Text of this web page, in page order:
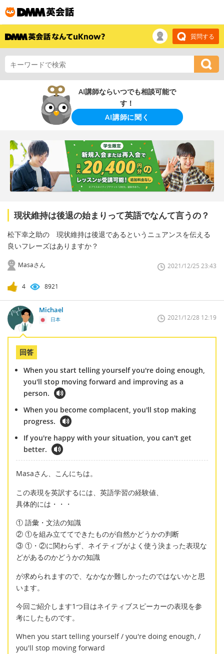
質問する
AI講師ならいつでも相談可能で
す！
AI講師に聞く
現状維持は後退の始まりって英語でなんて言うの？
松下幸之助の 現状維持は後退であるというニュアンスを伝える
良いフレーズはありますか？
Masaさん 2021/12/25 23:43
4 8921
Michael
日本 2021/12/28 12:19
回答
When you start telling yourself you're doing enough,
you'll stop moving forward and improving as a
person.
When you become complacent, you'll stop making
progress.
If you're happy with your situation, you can't get
better.
Masaさん、こんにちは。
この表現を英訳するには、英語学習の経験値、
具体的には・・・
① 語彙・文法の知識
② ①を組み立ててできたものが自然かどうかの判断
③ ①・②に関わらず、ネイティブがよく使う決まった表現な
どがあるのかどうかの知識
が求められますので、なかなか難しかったのではないかと思
います。
今回ご紹介します1つ目はネイティブスピーカーの表現を参
考にしたものです。
When you start telling yourself / you're doing enough, /
you'll stop moving forward